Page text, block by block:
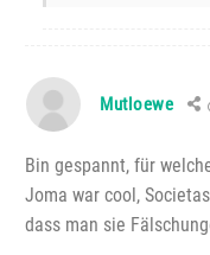
Mutloewe
Bin gespannt, für
Joma war cool,
dass man sie